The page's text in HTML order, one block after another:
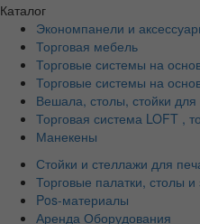
Каталог
Экономпанели и
Торговая мебель
Торговые системы на
Торговые системы на
Вешала, столы, стойки
Торговая система LOFT ,
Манекены
Стойки и стеллажи для
Торговые палатки, столы и
Pos-материалы
Аренда Оборудования